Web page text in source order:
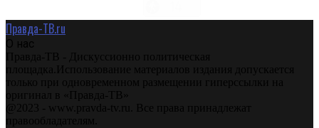
Правда-ТВ.ru
О нас
Правда-ТВ - Дискуссионно политическая
площадка.Использование материалов издания допускается
только при одновременном размещении гиперссылки на
оригинал в «Правда-ТВ»
@2023 - www.pravda-tv.ru. Все права принадлежат
правообладателям.